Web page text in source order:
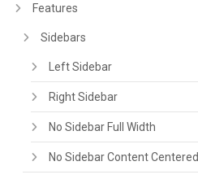
Features
Sidebars
Left Sidebar
Right Sidebar
No Sidebar Full Width
No Sidebar Content Centered